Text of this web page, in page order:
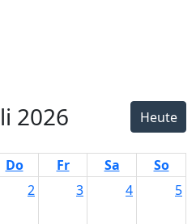
2026 Heute
Do Fr Sa
So
2 3 4 5